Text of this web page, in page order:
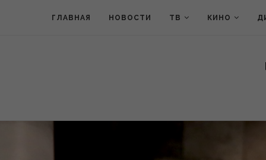
ГЛАВНАЯ НОВОСТИ ТВ КИНО